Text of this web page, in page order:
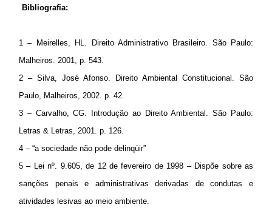
Bibliografia:
1 – Meirelles, HL. Direito Administrativo Brasileiro. São Paulo:
Malheiros. 2001, p. 543.
2 – Silva, José Afonso. Direito Ambiental Constitucional.São
Paulo, Malheiros, 2002. p. 42.
3 – Carvalho, CG. Introdução ao Direito Ambiental.São Paulo:
Letras & Letras, 2001. p. 126.
4 – “a sociedade não pode delinqüir”
5 – Lei nº. 9.605, de 12 de fevereiro de 1998 – Dispõe sobre as
sanções penais e administrativas derivadas de condutas e
atividades lesivas ao meio ambiente.